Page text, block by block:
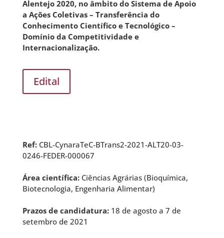
Alentejo 2020, no âmbito do Sistema de Apoio
a Ações Coletivas – Transferência do
Conhecimento Científico e Tecnológico –
Domínio da Competitividade e
Internacionalização.
Edital
Ref:CBL-CynaraTeC-BTrans2-2021-ALT20-03-
0246-FEDER-000067
Área científica:Ciências Agrárias (Bioquímica,
Biotecnologia, Engenharia Alimentar)
Prazos de candidatura: 18 de agosto a 7 de
setembro de 2021